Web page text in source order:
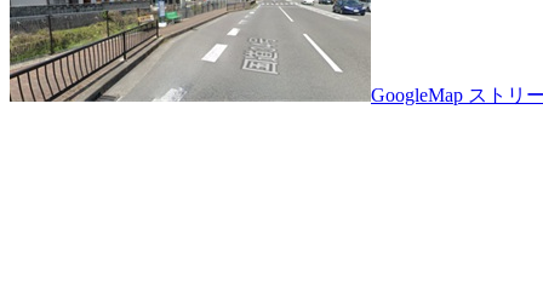
GoogleMap ストリ